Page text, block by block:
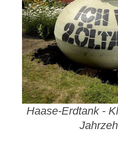
Haase-Erdtank -